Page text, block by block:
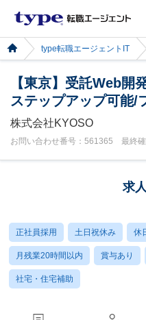
type転職エージェントIT
【東京】受託Web開
ステップアップ可能/
株式会社KYOSO
お問い合わせ番号：561365 最終
求
正社員採用 土日祝休み 休
月残業20時間以内 賞与あり
社宅・住宅補助